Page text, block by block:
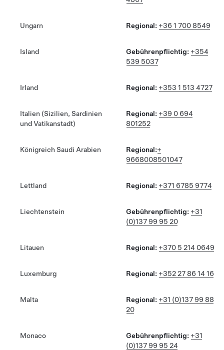
Ungarn Regional: +36 1 700 8549
Island Gebührenpflichtig: +354
539 5037
Irland Regional: +353 1 513 4727
Italien (Sizilien, Sardinien
und Vatikanstadt)
Regional: +39 0 694
801252
Königreich Saudi Arabien Regional:+
9668008501047
Lettland Regional: +371 6785 9774
Liechtenstein Gebührenpflichtig: +31
(0)137 99 95 20
Litauen Regional: +370 5 214 0649
Luxemburg Regional: +352 27 86 14 16
Malta Regional: +31 (0)137 99 88
20
Monaco Gebührenpflichtig: +31
(0)137 99 95 24